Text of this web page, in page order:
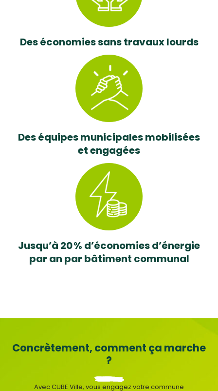
Des économies sans travaux lourds
Des équipes municipales mobilisées
et engagées
Jusqu’à 20 % d’économies d’énergie
par an par bâtiment communal
Concrètement, comment ça marche
?
Avec CUBE Ville, vous engagez votre commune